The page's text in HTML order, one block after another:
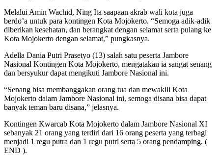
Melalui Amin Wachid, Ning Ita saapaan akrab wali kota juga
berdo’a untuk para kontingen Kota Mojokerto. “Semoga adik-adik
diberikan kesehatan, dan berangkat dengan selamat serta pulang ke
Kota Mojokerto dengan selamat,” pungkasnya.
Adella Dania Putri Prasetyo (13) salah satu peserta Jambore
Nasional Kontingen Kota Mojokerto, mengatakan ia sangat senang
dan bersyukur dapat mengikuti Jambore Nasional ini.
“Senang bisa membanggakan orang tua dan mewakili Kota
Mojokerto dalam Jambore Nasional ini, semoga disana bisa dapat
banyak teman baru disana,” jelasnya.
Kontingen Kwarcab Kota Mojokerto dalam Jambore Nasional XI
sebanyak 21 orang yang terdiri dari 16 orang peserta yang terbagi
menjadi 1 regu putra dan 1 regu putri serta 5 orang pendamping. (
END ).